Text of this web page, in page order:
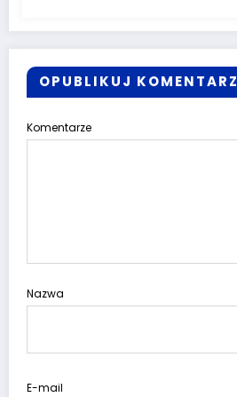
OPUBLIKUJ KOMENTARZ
Komentarze
Nazwa
E-mail